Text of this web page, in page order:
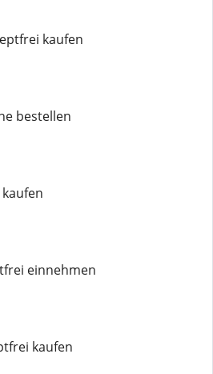
kaufen
bestellen
einnehmen
kaufen